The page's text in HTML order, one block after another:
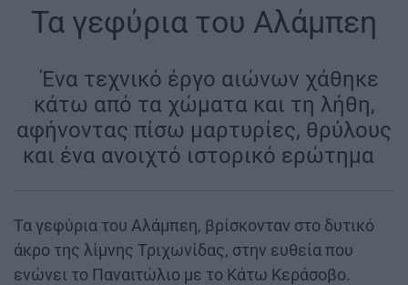
Τα γεφύρια του Αλάμπεη
Ένα τεχνικό έργο αιώνων χάθηκε
κάτω από τα χώματα και τη λήθη,
αφήνοντας πίσω μαρτυρίες, θρύλους
και ένα ανοιχτό ιστορικό ερώτημα
Τα γεφύρια του Αλάμπεη, βρίσκονταν στο δυτικό
άκρο της λίμνης Τριχωνίδας, στην ευθεία που
ενώνει το Παναιτώλιο με το Κάτω Κεράσοβο.